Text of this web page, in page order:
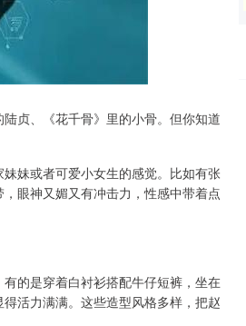
贞、《花千骨》里的小骨。但你知道
妹或者可爱小女生的感觉。比如有张
眼神又媚又有冲击力，性感中带着点
的是穿着白衬衫搭配牛仔短裤，坐在
活力满满。这些造型风格多样，把赵
14110.12 -34.08 -0.24%